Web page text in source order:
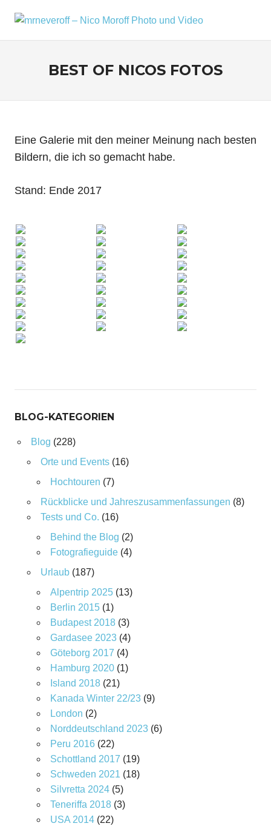
Inhalt
NICO
UND
mich,
mein
Kameraequipment
meine
Fotoausflüge.
BEST OF NICOS FOTOS
Eine Galerie mit den meiner Meinung nach besten
Bildern, die ich so gemacht habe.
Stand: Ende 2017
BLOG-KATEGORIEN
Blog (228)
Orte und Events(16)
Hochtouren (7)
Rückblicke und Jahreszusammenfassungen (8)
Tests und Co. (16)
Behind the Blog (2)
Fotografieguide(4)
Urlaub(187)
Alpentrip 2025(13)
Berlin 2015(1)
Budapest 2018(3)
Gardasee 2023(4)
Göteborg 2017 (4)
Hamburg 2020(1)
Island 2018(21)
Kanada Winter 22/23(9)
London (2)
Norddeutschland 2023(6)
Peru 2016(22)
Schottland 2017 (19)
Schweden 2021 (18)
Silvretta 2024(5)
Teneriffa 2018(3)
USA 2014(22)